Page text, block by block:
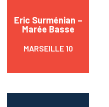
Eric Surménian –
Marée Basse
MARSEILLE 10